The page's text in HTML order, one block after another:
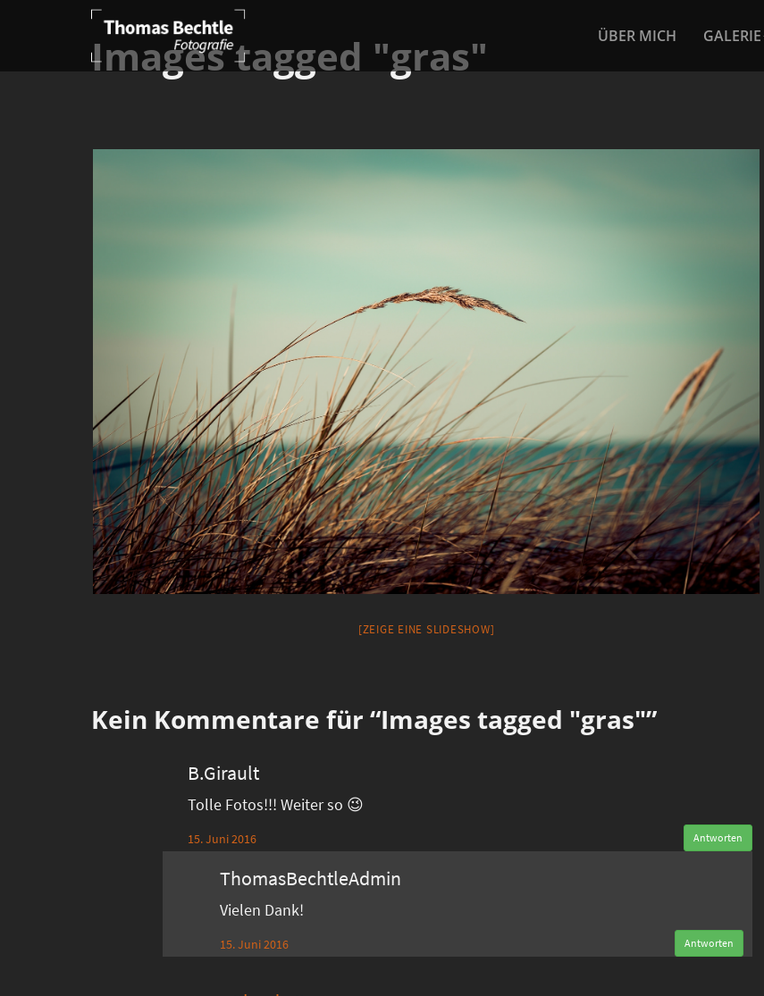
ÜBER MICH GALERIE
Images tagged "gras"
[ZEIGE EINE SLIDESHOW]
Kein Kommentare für “Images tagged "gras"”
B.Girault
Tolle Fotos!!! Weiter so 😉
15. Juni 2016 Antworten
ThomasBechtleAdmin
Vielen Dank!
15. Juni 2016 Antworten